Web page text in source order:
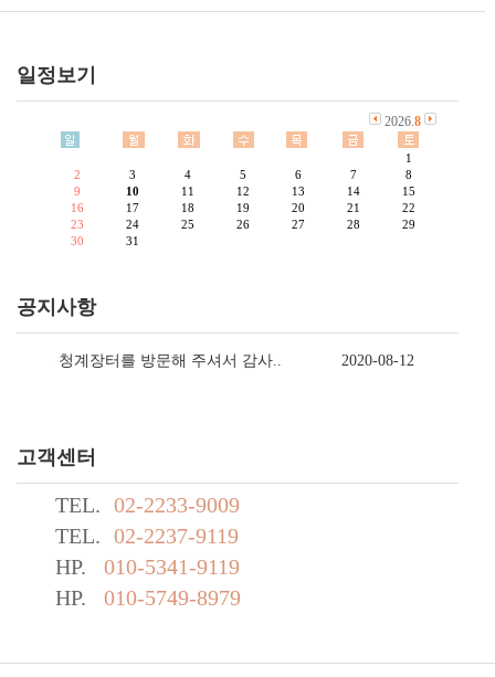
일정보기
2026. 8
1
2
3 4 5 6 7
8
9
10 11 12 13 14
15
16
17 18 19 20 21
22
23
24 25 26 27 28
29
30
31
공지사항
청계장터를 방문해 주셔서 감사.. 2020-08-12
고객센터
TEL. 02-2233-9009
TEL. 02-2237-9119
HP.
010-5341-9119
HP.
010-5749-8979